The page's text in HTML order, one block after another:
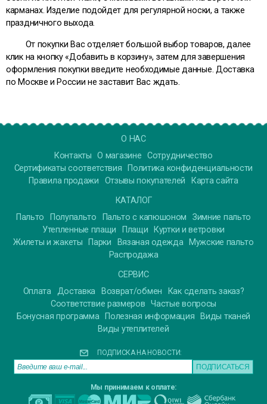
карманах. Изделие подойдет для регулярной носки, а также
праздничного выхода.
От покупки Вас отделяет большой выбор товаров, далее
клик на кнопку «Добавить в корзину», затем для завершения
оформления покупки введите необходимые данные. Доставка
по Москве и России не заставит Вас ждать.
О НАС
Контакты
О магазине Сотрудничество
Сертификаты соответствия
Политика конфиденциальности
Правила продажи
Отзывы покупателей
Карта сайта
КАТАЛОГ
Пальто
Полупальто Пальто с капюшоном
Зимние пальто
Утепленные плащи
Плащи
Куртки и ветровки
Жилеты и жакеты
Парки Вязаная одежда
Мужские пальто
Распродажа
СЕРВИС
Оплата Доставка Возврат/обмен
Как сделать заказ?
Соответствие размеров
Частые вопросы
Бонусная программа
Полезная информация
Виды тканей
Виды утеплителей
ПОДПИСКА НА НОВОСТИ:
Мы принимаем к оплате: